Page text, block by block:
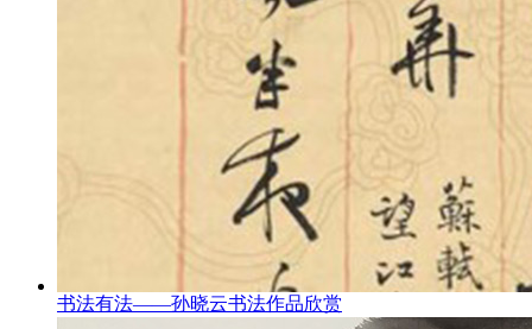
书法有法——孙晓云书法作品欣赏